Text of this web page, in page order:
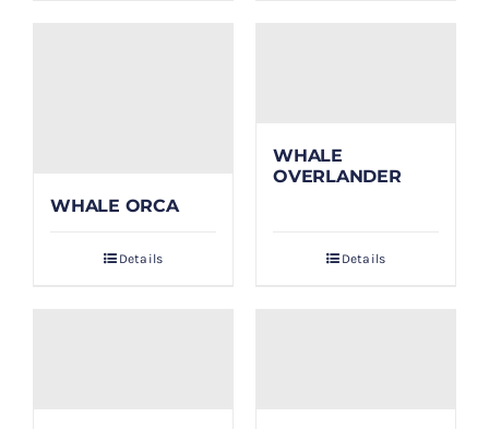
WHALE ORCA
Details
WHALE
OVERLANDER
Details